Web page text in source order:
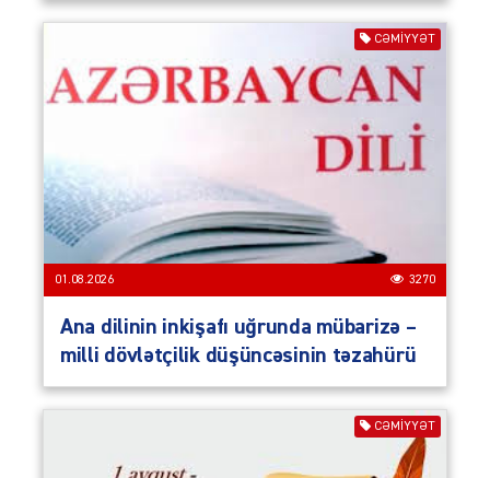
CƏMIYYƏT
01.08.2026 3270
Ana dilinin inkişafı uğrunda mübarizə –
milli dövlətçilik düşüncəsinin təzahürü
CƏMIYYƏT